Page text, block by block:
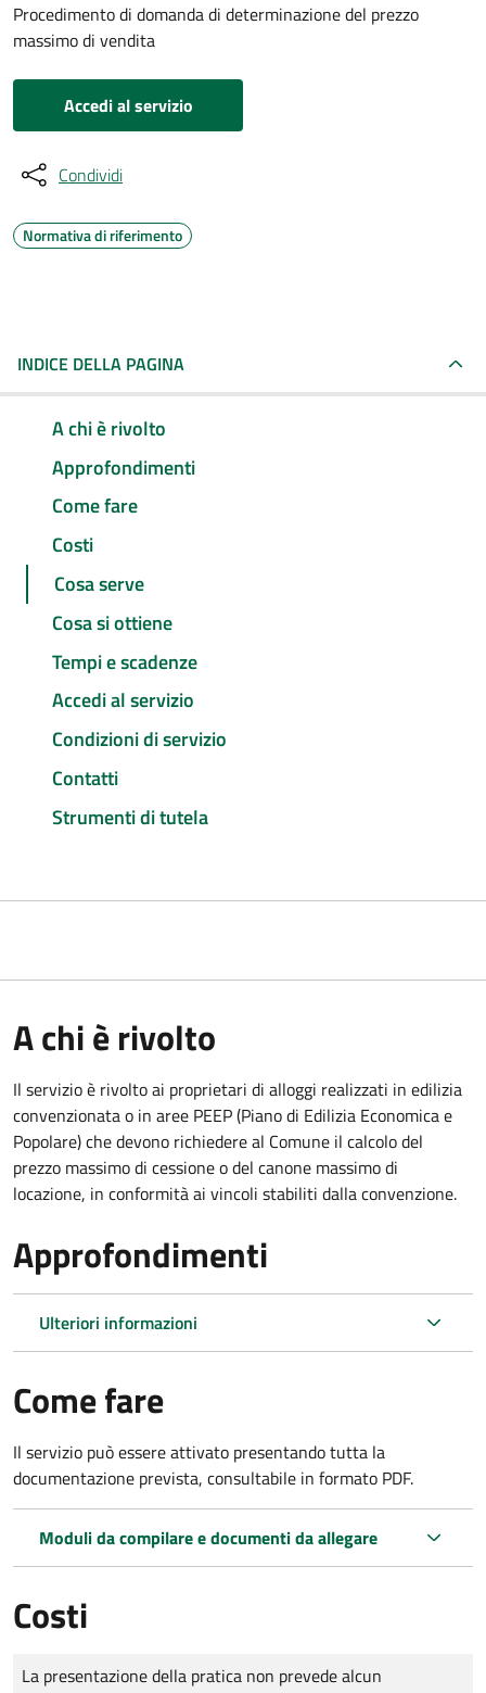
Procedimento di domanda di determinazione del prezzo
massimo di vendita
Accedi al servizio
Condividi
Normativa di riferimento
INDICE DELLA PAGINA
A chi è rivolto
Approfondimenti
Come fare
Costi
Cosa serve
Cosa si ottiene
Tempi e scadenze
Accedi al servizio
Condizioni di servizio
Contatti
Strumenti di tutela
A chi è rivolto
Il servizio è rivolto ai proprietari di alloggi realizzati in edilizia
convenzionata o in aree PEEP (Piano di Edilizia Economica e
Popolare) che devono richiedere al Comune il calcolo del
prezzo massimo di cessione o del canone massimo di
locazione, in conformità ai vincoli stabiliti dalla convenzione.
Approfondimenti
Ulteriori informazioni
Come fare
Il servizio può essere attivato presentando tutta la
documentazione prevista, consultabile in formato PDF.
Moduli da compilare e documenti da allegare
Costi
Tipo di pagamento
Importo
La presentazione della pratica non prevede alcun